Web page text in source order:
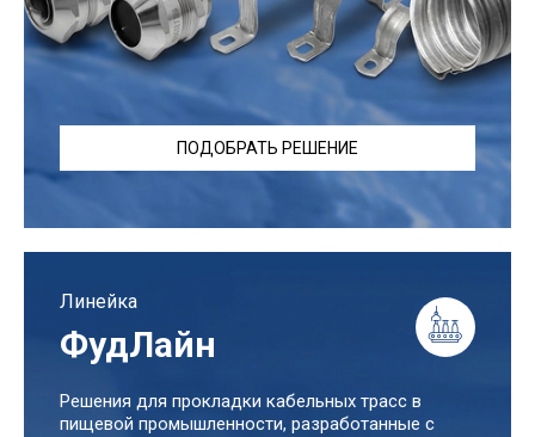
ПОДОБРАТЬ РЕШЕНИЕ
Линейка
ФудЛайн
Решения для прокладки кабельных трасс в
пищевой промышленности, разработанные с